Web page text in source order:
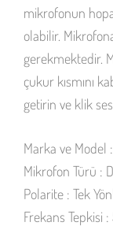
mikrofonun
olabilir.
gerekmektedir.
çukur kısmını
getirin ve klik
Marka ve Model
Mikrofon Türü :
Polarite : Tek
Frekans Tepkisi :